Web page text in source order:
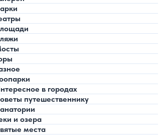
в городах
путешественнику
и озера
места